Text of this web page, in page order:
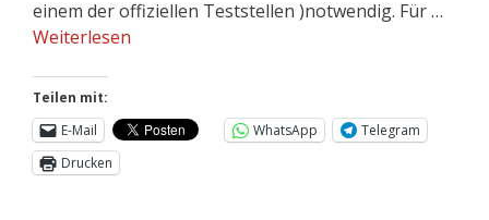
einem der offiziellen Teststellen )notwendig. Für …
Weiterlesen
Teilen mit:
E-Mail
WhatsApp
Telegram
Drucken